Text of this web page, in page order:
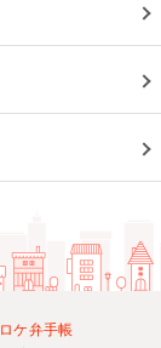
ロケ弁手帳